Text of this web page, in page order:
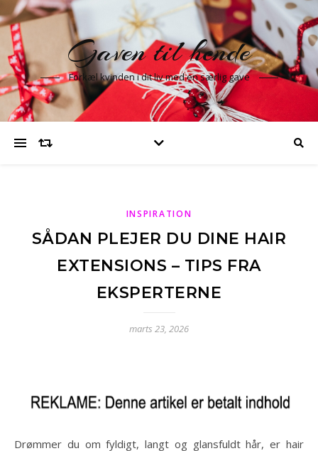
Gaven til hende
Forkæl kvinden i dit liv med en særlig gave
INSPIRATION
SÅDAN PLEJER DU DINE HAIR
EXTENSIONS – TIPS FRA
EKSPERTERNE
marts 23, 2026
Drømmer du om fyldigt, langt og glansfuldt hår, er hair